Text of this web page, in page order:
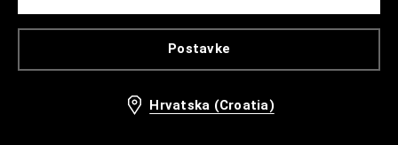
Postavke
Hrvatska (Croatia)